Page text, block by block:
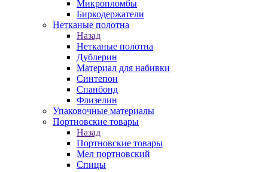
Микропломбы
Биркодержатели
Нетканые полотна
Назад
Нетканые полотна
Дублерин
Материал для набивки
Синтепон
Спанбонд
Флизелин
Упаковочные материалы
Портновские товары
Назад
Портновские товары
Мел портновский
Спицы